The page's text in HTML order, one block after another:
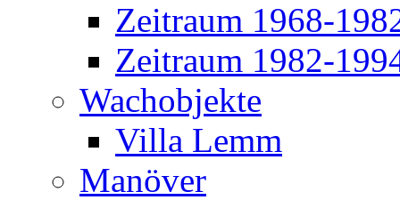
Zeitraum 1968-
Zeitraum 1982-
Wachobjekte
Villa Lemm
Manöver